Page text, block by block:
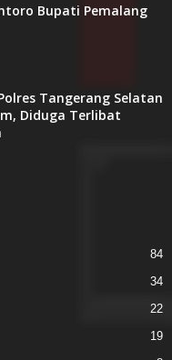
Bupati Pemalang
Tangerang Selatan
Diduga Terlibat
84
34
22
19